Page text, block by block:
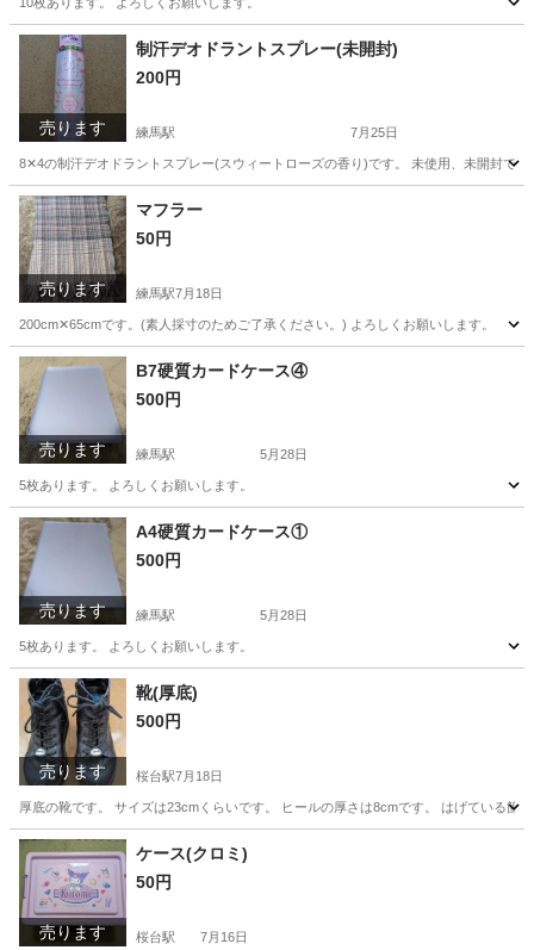
東京 練馬区 練馬駅 その他 よろしくお願いします
売ります
制汗デオドラントスプレー(未開封)
200円
練馬駅 7月25日
8‪‪✕‬4の制汗デオドラントスプレー(スウィートローズの香り)です。 未使用、未開封です
東京 練馬区 練馬駅
売ります
マフラー
50円
練馬駅7月18日
200cm‪✕‬65cmです。(素人採寸のためご了承ください。) よろしくお願いします。
東京 練馬区 練馬駅 小物 素人
売ります
B7硬質カードケース④
500円
練馬駅 5月28日
5枚あります。 よろしくお願いします。
東京 練馬区 練馬駅 その他 カードケース
売ります
A4硬質カードケース①
500円
練馬駅 5月28日
5枚あります。 よろしくお願いします。
東京 練馬区 練馬駅
売ります
靴(厚底)
500円
桜台駅7月18日
厚底の靴です。 サイズは23cmくらいです。 ヒールの厚さは8cmです。 はげている箇
東京 練馬区
売ります
ケース(クロミ)
50円
桜台駅 7月16日